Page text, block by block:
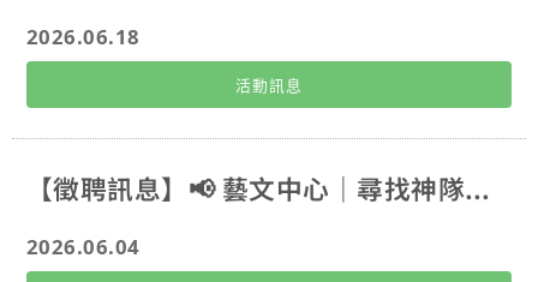
2026.06.18
活動訊息
【徵聘訊息】📢 藝文中心｜尋找神隊友！工讀生熱烈招募中 ✨
2026.06.04